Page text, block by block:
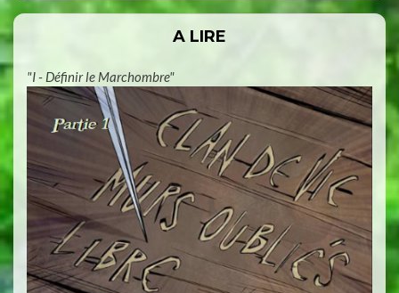
A LIRE
"I - Définir le Marchombre"